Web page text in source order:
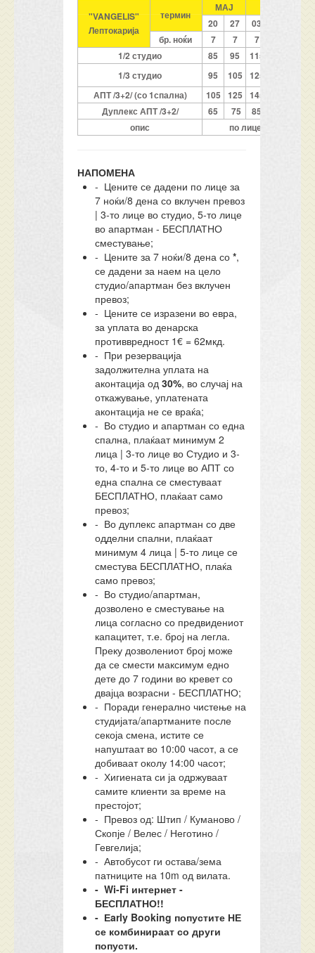
"VANGELIS"
Лептокарија
термин
МАЈ
20
27 03
бр. ноќи
7 7 7
1/2 студио
85 95 115
1/3 студио
95 105 125
АПТ /3+2/ (со 1спална)
105 125 145
Дуплекс АПТ /3+2/
65 75 85
опис
по лице со превоз
НАПОМЕНА
- Цените се дадени по лице за
7 ноќи/8 дена со вклучен превоз
| 3-то лице во студио, 5-то лице
во апартман - БЕСПЛАТНО
сместување;
- Цените за 7 ноќи/8 дена со *,
се дадени за наем на цело
студио/апартман без вклучен
превоз;
- Цените се изразени во евра,
за уплата во денарска
противвредност 1€ = 62мкд.
- При резервација
задолжителна уплата на
аконтација од30%, во случај на
откажување, уплатената
аконтација не се враќа;
- Во студио и апартман со една
спална, плаќаат минимум 2
лица | 3-то лице во Студио и 3-
то, 4-то и 5-то лице во АПТ со
една спална се сместуваат
БЕСПЛАТНО, плаќаат само
превоз;
- Во дуплекс апартман со две
одделни спални, плаќаат
минимум 4 лица | 5-то лице се
сместува БЕСПЛАТНО, плаќа
само превоз;
- Во студио/апартман,
дозволено е сместување на
лица согласно со предвидениот
капацитет, т.е. број на легла.
Преку дозволениот број може
да се смести максимум едно
дете до 7 години во кревет со
двајца возрасни - БЕСПЛАТНО;
- Поради генерално чистење на
студијата/апартманите после
секоја смена, истите се
напуштаат во 10:00 часот, а се
добиваат околу 14:00 часот;
- Хигиената си ја одржуваат
самите клиенти за време на
престојот;
- Превоз од: Штип / Куманово /
Скопје / Велес / Неготино /
Гевгелија;
- Автобусот ги остава/зема
патниците на 10m од вилата.
- Wi-Fi интернет -
БЕСПЛАТНО!!
- Еarly Booking попустите НЕ
се комбинираат со други
попусти.